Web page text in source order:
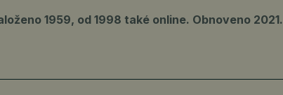
1959, od 1998 také online. Obnoveno 2021.